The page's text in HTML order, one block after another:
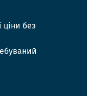
ціни без